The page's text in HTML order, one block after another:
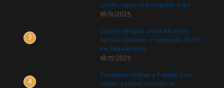
criado regras sem respaldo legal
18/11/2025
3
Capitão Wagner acusa elo entre
facção criminosa e campanha do PT
em Morada Nova
18/11/2025
4
Senadores visitam a Papuda para
avaliar possível custódia de